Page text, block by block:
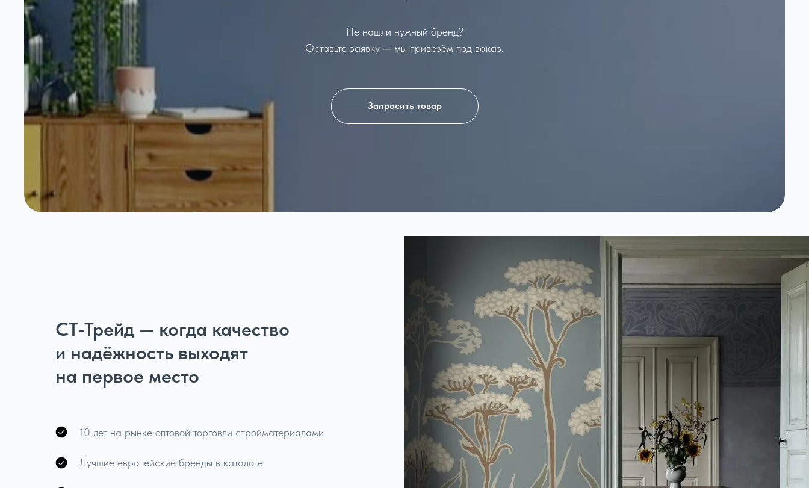
Не нашли нужный бренд?
Оставьте заявку — мы привезём под заказ.
Запросить товар
СТ-Трейд — когда качество
и надёжность выходят
на первое место
10 лет на рынке оптовой торговли стройматериалами
Лучшие европейские бренды в каталоге